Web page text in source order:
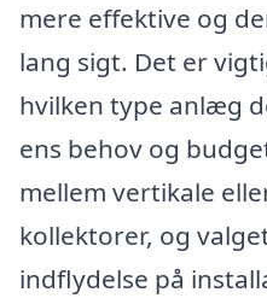
mere effektive og
lang sigt. Det er
hvilken type anlæg
ens behov og
mellem vertikale
kollektorer, og
indflydelse på